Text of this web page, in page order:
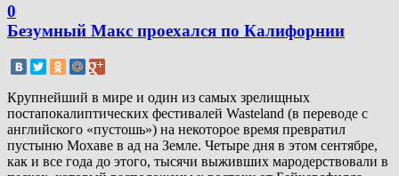
0
Безумный Макс проехался по Калифорнии
Крупнейший в мире и один из самых зрелищных
постапокалиптических фестивалей Wasteland (в переводе с
английского «пустошь») на некоторое время превратил
пустыню Мохаве в ад на Земле. Четыре дня в этом сентябре,
как и все года до этого, тысячи выживших мародерствовали в